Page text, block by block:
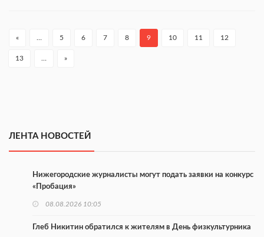
« … 5 6 7 8 9 10 11 12
13 … »
ЛЕНТА НОВОСТЕЙ
Нижегородские журналисты могут подать заявки на конкурс
«Пробация»
08.08.2026 10:05
Глеб Никитин обратился к жителям в День физкультурника